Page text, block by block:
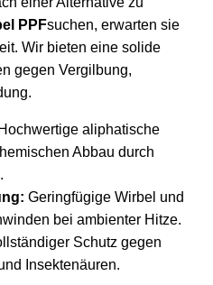
PPFsuchen, erwarten sie
Wir bieten eine solide
gegen Vergilbung,
Hochwertige aliphatische
Abbau durch
Geringfügige Wirbel und
bei ambienter Hitze.
Schutz gegen
Insektenäuren.